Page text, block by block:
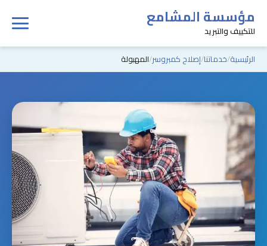
مؤسسة المشامع
للتكييف والتبريد
الرئيسية خدماتنا إصلاح كمبروسر المهبولة